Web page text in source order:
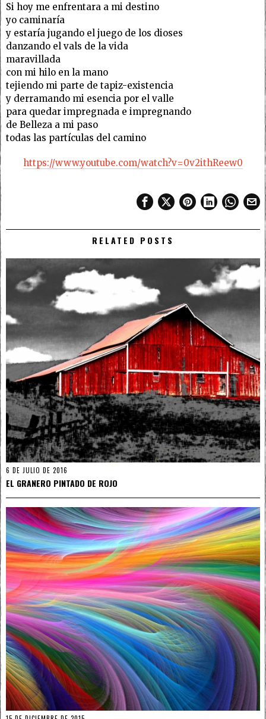
Si hoy me enfrentara a mi destino
yo caminaría
y estaría jugando el juego de los dioses
danzando el vals de la vida
maravillada
con mi hilo en la mano
tejiendo mi parte de tapiz-existencia
y derramando mi esencia por el valle
para quedar impregnada e impregnando
de Belleza a mi paso
todas las partículas del camino
https://www.youtube.com/watch?v=0v2ithReew0
RELATED POSTS
6 DE JULIO DE 2016
EL GRANERO PINTADO DE ROJO